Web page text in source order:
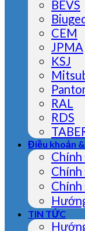
BEVS
CEM
JPMA
KSJ
RAL
RDS
Điều khoản
Chính
Chính
Chính
TIN TỨC